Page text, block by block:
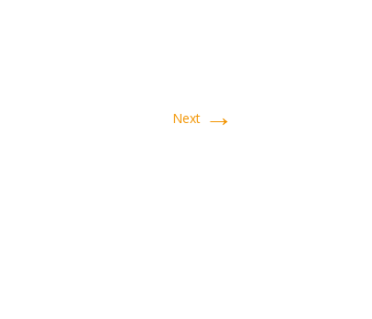
Next →